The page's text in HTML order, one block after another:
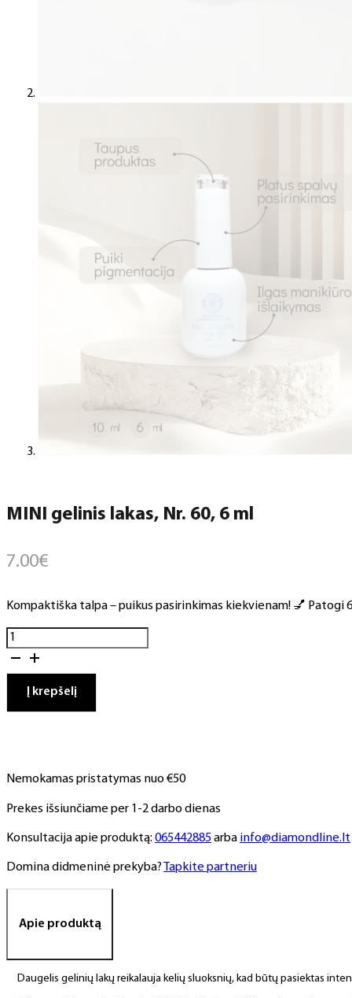
MINI gelinis lakas, Nr. 60, 6 ml
7.00€
Kompaktiška talpa – puikus pasirinkimas kiekvienam! 💅
produkto
kiekis:
gelinis
lakas,
Į krepšelį
Nemokamas pristatymas nuo €50
Prekes išsiunčiame per 1-2 darbo dienas
Konsultacija apie produktą: 065442885arba info@diamondline.lt
Domina didmeninė prekyba? Tapkite partneriu
Apie produktą
Daugelis gelinių lakų reikalauja kelių sluoksnių, kad būtų pasiektas